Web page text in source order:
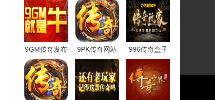
9GM传奇发布 9PK传奇网站 996传奇盒子